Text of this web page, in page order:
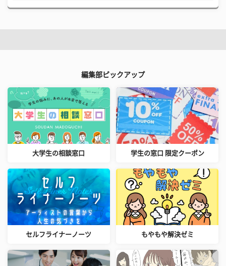
編集部ピックアップ
大学生の相談窓口 学生の窓口 限定クーポン
セルフライナーノーツ もやもや解決ゼミ